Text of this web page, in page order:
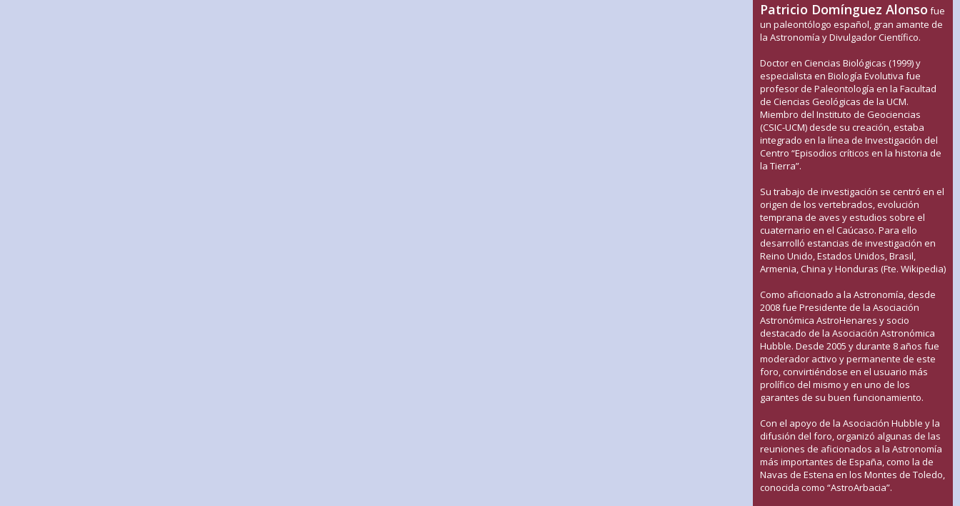
Patricio Domínguez Alonso fue
un paleontólogo español, gran amante de
la Astronomía y Divulgador Científico.
Doctor en Ciencias Biológicas (1999) y
especialista en Biología Evolutiva fue
profesor de Paleontología en la Facultad
de Ciencias Geológicas de la UCM.
Miembro del Instituto de Geociencias
(CSIC-UCM) desde su creación, estaba
integrado en la línea de Investigación del
Centro “Episodios críticos en la historia de
la Tierra”.
Su trabajo de investigación se centró en el
origen de los vertebrados, evolución
temprana de aves y estudios sobre el
cuaternario en el Caúcaso. Para ello
desarrolló estancias de investigación en
Reino Unido, Estados Unidos, Brasil,
Armenia, China y Honduras (Fte. Wikipedia)
Como aficionado a la Astronomía, desde
2008 fue Presidente de la Asociación
Astronómica AstroHenares y socio
destacado de la Asociación Astronómica
Hubble. Desde 2005 y durante 8 años fue
moderador activo y permanente de este
foro, convirtiéndose en el usuario más
prolífico del mismo y en uno de los
garantes de su buen funcionamiento.
Con el apoyo de la Asociación Hubble y la
difusión del foro, organizó algunas de las
reuniones de aficionados a la Astronomía
más importantes de España, como la de
Navas de Estena en los Montes de Toledo,
conocida como “AstroArbacia”.